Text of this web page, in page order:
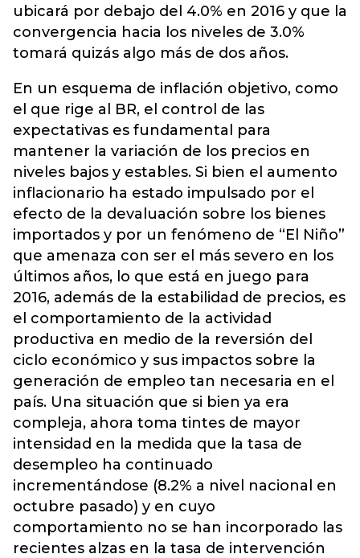
ubicará por debajo del 4.0% en 2016 y que la
convergencia hacia los niveles de 3.0%
tomará quizás algo más de dos años.
En un esquema de inflación objetivo, como
el que rige al BR, el control de las
expectativas es fundamental para
mantener la variación de los precios en
niveles bajos y estables. Si bien el aumento
inflacionario ha estado impulsado por el
efecto de la devaluación sobre los bienes
importados y por un fenómeno de “El Niño”
que amenaza con ser el más severo en los
últimos años, lo que está en juego para
2016, además de la estabilidad de precios, es
el comportamiento de la actividad
productiva en medio de la reversión del
ciclo económico y sus impactos sobre la
generación de empleo tan necesaria en el
país. Una situación que si bien ya era
compleja, ahora toma tintes de mayor
intensidad en la medida que la tasa de
desempleo ha continuado
incrementándose (8.2% a nivel nacional en
octubre pasado) y en cuyo
comportamiento no se han incorporado las
recientes alzas en la tasa de intervención